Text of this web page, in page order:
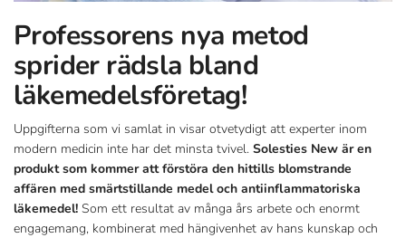
Professorens nya metod
sprider rädsla bland
läkemedelsföretag!
Uppgifterna som vi samlat in visar otvetydigt att experter inom
modern medicin inte har det minsta tvivel. Solesties New är en
produkt som kommer att förstöra den hittills blomstrande
affären med smärtstillande medel och antiinflammatoriska
läkemedel! Som ett resultat av många års arbete och enormt
engagemang, kombinerat med hängivenhet av hans kunskap och